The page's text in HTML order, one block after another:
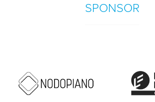
SPONSOR